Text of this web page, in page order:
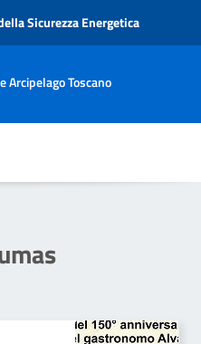
Sicurezza Energetica
Arcipelago Toscano